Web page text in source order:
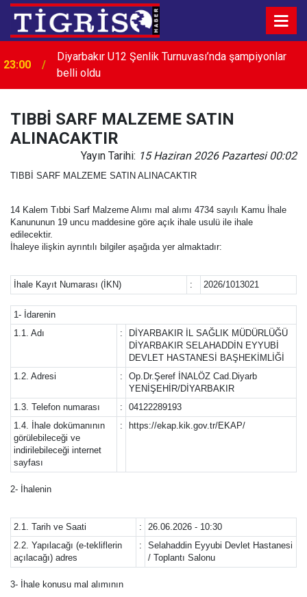
23:00
Diyarbakır U12 Şenlik Turnuvası’nda şampiyonlar
belli oldu
TIBBİ SARF MALZEME SATIN
ALINACAKTIR
Yayın Tarihi: 15 Haziran 2026 Pazartesi 00:02
TIBBİ SARF MALZEME SATIN ALINACAKTIR
14 Kalem Tıbbi Sarf Malzeme Alımı mal alımı 4734 sayılı Kamu İhale
Kanununun 19 uncu maddesine göre açık ihale usulü ile ihale
edilecektir.
İhaleye ilişkin ayrıntılı bilgiler aşağıda yer almaktadır:
İhale Kayıt Numarası (İKN) : 2026/1013021
1- İdarenin
1.1. Adı
:
DİYARBAKIR İL SAĞLIK MÜDÜRLÜĞÜ
DİYARBAKIR SELAHADDİN EYYUBİ
DEVLET HASTANESİ BAŞHEKİMLİĞİ
1.2. Adresi
:
Op.Dr.Şeref İNALÖZ Cad.Diyarb
YENİŞEHİR/DİYARBAKIR
1.3. Telefon numarası
:
04122289193
1.4. İhale dokümanının
görülebileceği ve
indirilebileceği internet
sayfası
: https://ekap.kik.gov.tr/EKAP/
2- İhalenin
2.1. Tarih ve Saati :
26.06.2026 - 10:30
2.2. Yapılacağı (e-tekliflerin
açılacağı) adres
:
Selahaddin Eyyubi Devlet Hastanesi
/ Toplantı Salonu
3- İhale konusu mal alımının